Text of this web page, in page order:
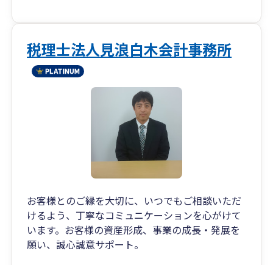
税理士法人見浪白木会計事務所
お客様とのご縁を大切に、いつでもご相談いただ
けるよう、丁寧なコミュニケーションを心がけて
います。お客様の資産形成、事業の成長・発展を
願い、誠心誠意サポート。